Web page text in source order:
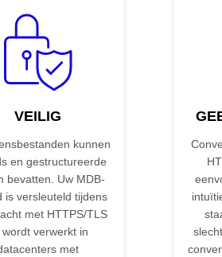
VEILIG
kunnen
en gestructureerde
bevatten. Uw MDB-
is versleuteld tijdens
met HTTPS/TLS
wordt verwerkt in
met